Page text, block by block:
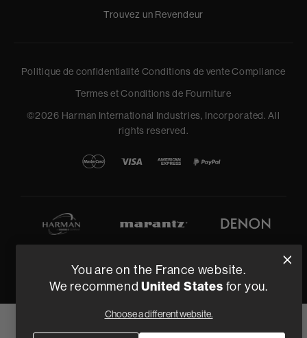
Trouvez un Revendeur
Politique de confidentialité Conditions de vente Compliance
Termes et Conditions de Fourniture
©2026 Harman International Industries, Incorporated. All
rights reserved.
You are on the France website.
We recommendUnited States for you.
Choose a different website.